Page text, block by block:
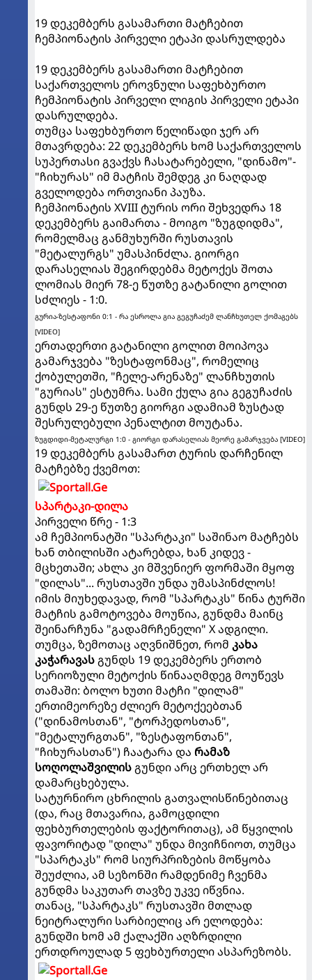
19 დეკემბერს გასამართი მატჩებით
ჩემპიონატის პირველი ეტაპი დასრულდება
19 დეკემბერს გასამართი მატჩებით
საქართველოს ეროვნული საფეხბურთო
ჩემპიონატის პირველი ლიგის პირველი ეტაპი
დასრულდება.
თუმცა საფეხბურთო წელიწადი ჯერ არ
მთავრდება: 22 დეკემბერს ხომ საქართველოს
სუპერთასი გვაქვს ჩასატარებელი, "დინამო"-
"ჩიხურას" იმ მატჩის შემდეგ კი ნაღდად
გველოდება ორთვიანი პაუზა.
ჩემპიონატის XVIII ტურის ორი შეხვედრა 18
დეკემბერს გაიმართა - მოიგო "ზუგდიდმა",
რომელმაც განმუხურში რუსთავის
"მეტალურგს" უმასპინძლა. გიორგი
დარასელიას შეგირდებმა მეტოქეს შოთა
ლომიას მიერ 78-ე წუთზე გატანილი გოლით
სძლიეს - 1:0.
გურია-ზესტაფონი 0:1 - რა ესროლა გია გეგუჩაძემ ლანჩხუთელ ქომაგებს
[VIDEO]
ერთადერთი გატანილი გოლით მოიპოვა
გამარჯვება "ზესტაფონმაც", რომელიც
ქობულეთში, "ჩელე-არენაზე" ლანჩხუთის
"გურიას" ესტუმრა. სამი ქულა გია გეგუჩაძის
გუნდს 29-ე წუთზე გიორგი ადამიამ ზუსტად
შესრულებული პენალტით მოუტანა.
ზუგდიდი-მეტალურგი 1:0 - გიორგი დარასელიას მეორე გამარჯვება [VIDEO]
19 დეკემბერს გასამართ ტურის დარჩენილ
მატჩებზე ქვემოთ:
სპარტაკი-დილა
პირველი წრე - 1:3
ამ ჩემპიონატში "სპარტაკი" საშინაო მატჩებს
ხან თბილისში ატარებდა, ხან კიდევ -
მცხეთაში; ახლა კი მშვენიერ ფორმაში მყოფ
"დილას"... რუსთავში უნდა უმასპინძლოს!
იმის მიუხედავად, რომ "სპარტაკს" წინა ტურში
მატჩის გამოტოვება მოუწია, გუნდმა მაინც
შეინარჩუნა "გადამრჩენელი" X ადგილი.
თუმცა, ზემოთაც აღვნიშნეთ, რომ კახა
კაჭარავასგუნდს 19 დეკემბერს ერთობ
სერიოზული მეტოქის წინააღმდეგ მოუწევს
თამაში: ბოლო ხუთი მატჩი "დილამ"
ერთიმეორეზე ძლიერ მეტოქეებთან
("დინამოსთან", "ტორპედოსთან",
"მეტალურგთან", "ზესტაფონთან",
"ჩიხურასთან") ჩაატარა და რამაზ
სოღოლაშვილისგუნდი არც ერთხელ არ
დამარცხებულა.
სატურნირო ცხრილის გათვალისწინებითაც
(და, რაც მთავარია, გამოცდილი
ფეხბურთელების ფაქტორითაც), ამ წყვილის
ფავორიტად "დილა" უნდა მივიჩნიოთ, თუმცა
"სპარტაკს" რომ სიურპრიზების მოწყობა
შეუძლია, ამ სეზონში რამდენიმე ჩვენმა
გუნდმა საკუთარ თავზე უკვე იწვნია.
თანაც, "სპარტაკს" რუსთავში მთლად
ნეიტრალური სარბიელიც არ ელოდება:
გუნდში ხომ ამ ქალაქში აღზრდილი
ერთდროულად 5 ფეხბურთელი ასპარეზობს.